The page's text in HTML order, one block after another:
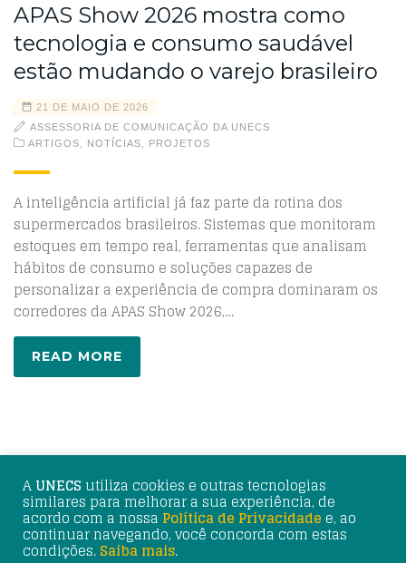
APAS Show 2026 mostra como
tecnologia e consumo saudável
estão mudando o varejo brasileiro
21 DE MAIO DE 2026
ASSESSORIA DE COMUNICAÇÃO DA UNECS
ARTIGOS
NOTÍCIAS PROJETOS
A inteligência artificial já faz parte da rotina dos
supermercados brasileiros. Sistemas que monitoram
estoques em tempo real, ferramentas que analisam
hábitos de consumo e soluções capazes de
personalizar a experiência de compra dominaram os
corredores da APAS Show 2026,…
READ MORE
© 2025 UNECS - União Nacional de Entidades do Comércio
AUNECS utiliza cookies e outras tecnologias
similares para melhorar a sua experiência, de
acordo com a nossa Política de Privacidadee, ao
continuar navegando, você concorda com estas
condições.Saiba mais.